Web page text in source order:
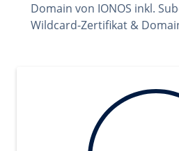
Domain von IONOS inkl.
Wildcard-Zertifikat &